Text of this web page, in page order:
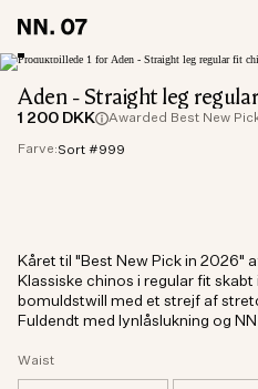
Aden - Straight leg
1 200 DKK Awarded Best New
Farve:Sort #999
Waist
Kåret til "Best New Pick in 2026"
Klassiske chinos i regular fit
bomuldstwill med et strejf af
Fuldendt med lynlåslukning og